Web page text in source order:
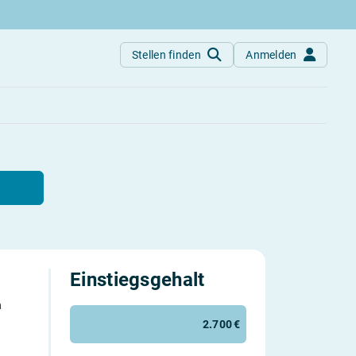
Stellen finden Anmelden
Einstiegs­gehalt
2.700 €